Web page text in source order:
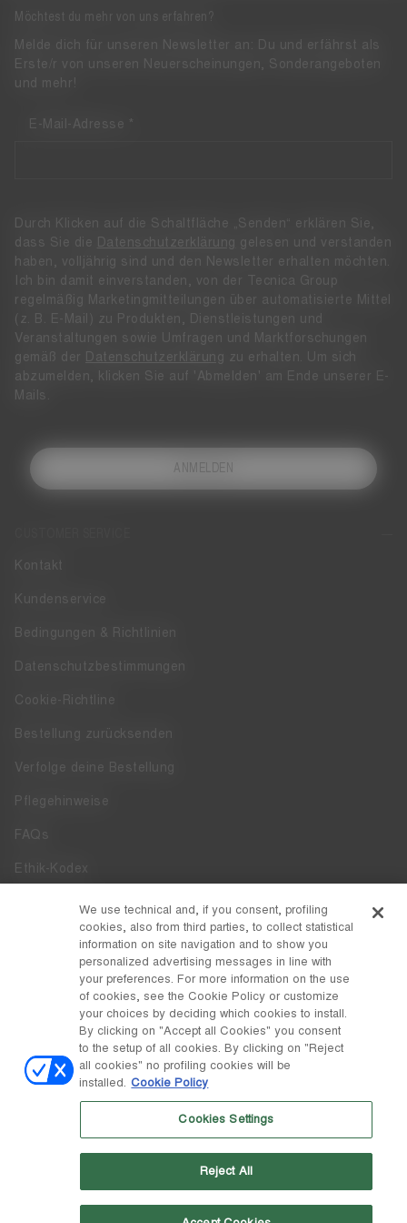
Kontakt
Kundenservice
Bedingungen & Richtlinien
Datenschutzbestimmungen
Cookie-Richtline
Bestellung zurücksenden
Verfolge deine Bestellung
Pflegehinweise
FAQs
Ethik-Kodex
Whistleblowing
Zugänglichkeit
DISCOVER MOON BOOT
Facebook
LAND / WÄHRUNG
Schweiz / ₣ ändern
S.p.A. untersteht. Sitz in Giavera del Montello (TV) - Via Fante d'Italia
n. 56 | Grundkapital € 38.533.835,00 voll eingezahlt | Unternehmen
eingetragen unter Nr. 78175 R.E.A. von Treviso. Unternehmensregister
und Steuernummer 00195810262
Möchtest du mehr von uns erfahren?
Melde dich für unseren Newsletter an: Du und erfährst als
Erste/r von unseren Neuerscheinungen, Sonderangeboten
und mehr!
E-Mail-Adresse
Durch Klicken auf die Schaltfläche „Senden“ erklären Sie,
dass Sie die Datenschutzerklärung gelesen und verstanden
haben, volljährig sind und den Newsletter erhalten möchten.
Ich bin damit einverstanden, von der Tecnica Group
regelmäßig Marketingmitteilungen über automatisierte Mittel
(z. B. E-Mail) zu Produkten, Dienstleistungen und
Veranstaltungen sowie Umfragen und Marktforschungen
gemäß der Datenschutzerklärung zu erhalten. Um sich
abzumelden, klicken Sie auf 'Abmelden' am Ende unserer E-
Mails.
ANMELDEN
We use technical and, if you consent, profiling
cookies, also from third parties, to collect statistical
information on site navigation and to show you
personalized advertising messages in line with
your preferences. For more information on the use
of cookies, see the Cookie Policy or customize
your choices by deciding which cookies to install.
By clicking on "Accept all Cookies" you consent
to the setup of all cookies. By clicking on "Reject
all cookies" no profiling cookies will be
installed. Cookie Policy
Cookies Settings
Reject All